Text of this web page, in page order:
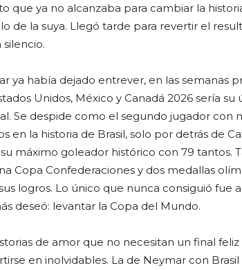
que ya no alcanzaba para cambiar la
de la suya. Llegó tarde para revertir el
silencio.
ya había dejado entrever, en las semanas
Unidos, México y Canadá 2026 sería su
Se despide como el segundo jugador con
en la historia de Brasil, solo por detrás de
máximo goleador histórico con 79 tantos.
Copa Confederaciones y dos medallas
logros. Lo único que nunca consiguió fue
deseó: levantar la Copa del Mundo.
de amor que no necesitan un final feliz
en inolvidables. La de Neymar con